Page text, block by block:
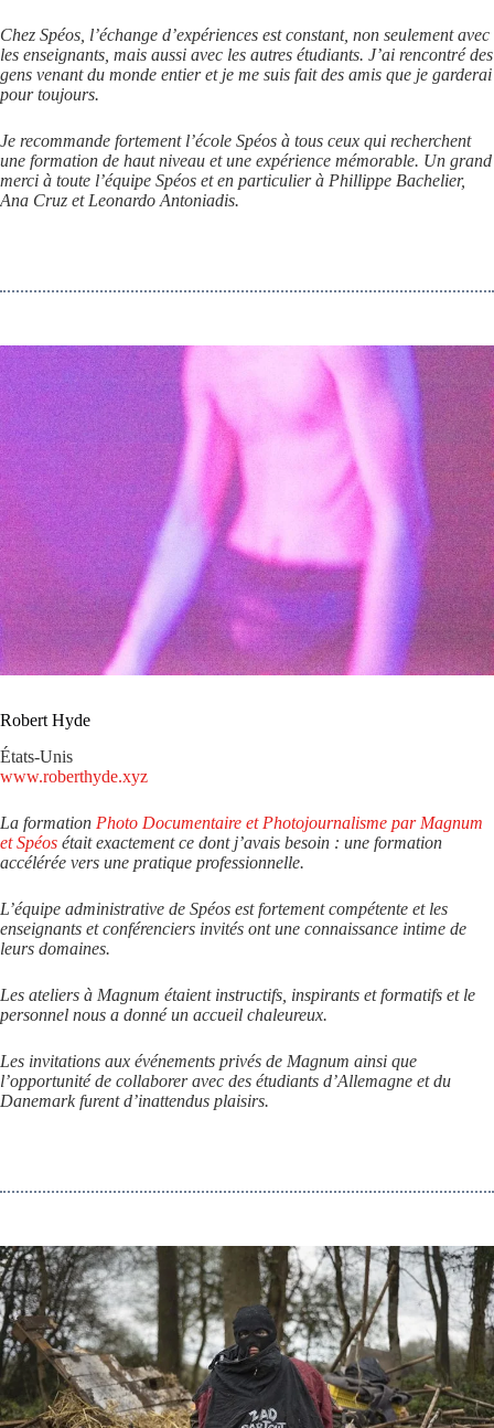
Chez Spéos, l’échange d’expériences est constant, non seulement avec
les enseignants, mais aussi avec les autres étudiants. J’ai rencontré des
gens venant du monde entier et je me suis fait des amis que je garderai
pour toujours.
Je recommande fortement l’école Spéos à tous ceux qui recherchent
une formation de haut niveau et une expérience mémorable. Un grand
merci à toute l’équipe Spéos et en particulier à Phillippe Bachelier,
Ana Cruz et Leonardo Antoniadis.
Robert Hyde
États-Unis
www.roberthyde.xyz
La formation Photo Documentaire et Photojournalisme par Magnum
et Spéos était exactement ce dont j’avais besoin : une formation
accélérée vers une pratique professionnelle.
L’équipe administrative de Spéos est fortement compétente et les
enseignants et conférenciers invités ont une connaissance intime de
leurs domaines.
Les ateliers à Magnum étaient instructifs, inspirants et formatifs et le
personnel nous a donné un accueil chaleureux.
Les invitations aux événements privés de Magnum ainsi que
l’opportunité de collaborer avec des étudiants d’Allemagne et du
Danemark furent d’inattendus plaisirs.